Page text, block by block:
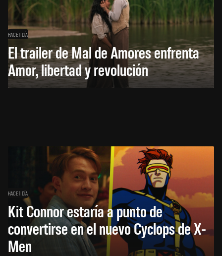
HACE 1 DÍA
El trailer de Mal de Amores enfrenta
Amor, libertad y revolución
HACE 1 DÍA
Kit Connor estaría a punto de
convertirse en el nuevo Cyclops de X-
Men